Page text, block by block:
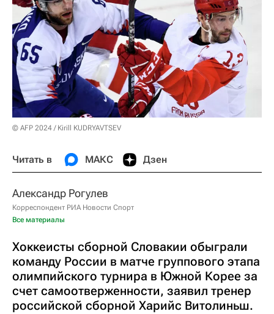
© AFP 2024 / Kirill KUDRYAVTSEV
Читать в МАКС Дзен
Александр Рогулев
Корреспондент РИА Новости Спорт
Все материалы
Хоккеисты сборной Словакии обыграли
команду России в матче группового этапа
олимпийского турнира в Южной Корее за
счет самоотверженности, заявил тренер
российской сборной Харийс Витолиньш.